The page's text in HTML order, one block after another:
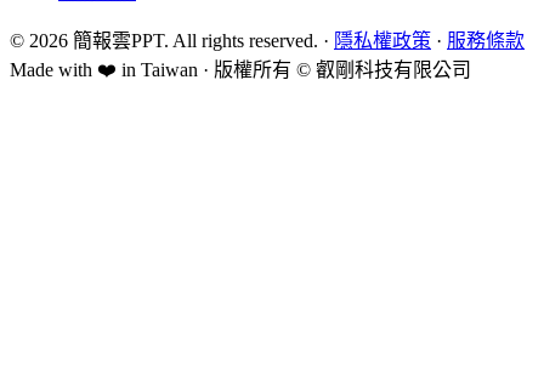
© 2026 簡報雲PPT. All rights reserved. · 隱私權政策 · 服務條款
Made with ❤️ in Taiwan · 版權所有 © 叡剛科技有限公司